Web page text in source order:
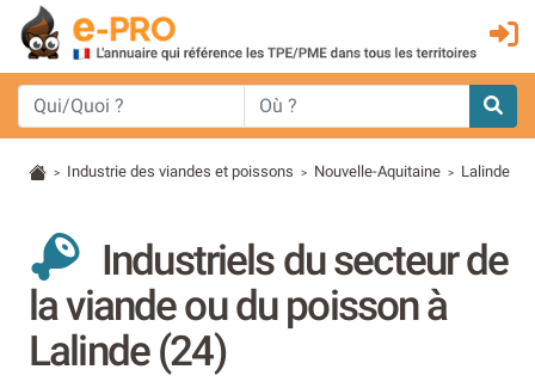
> Industrie des viandes et poissons > Nouvelle-Aquitaine > Lalinde
Industriels du secteur de
la viande ou du poisson à
Lalinde (24)